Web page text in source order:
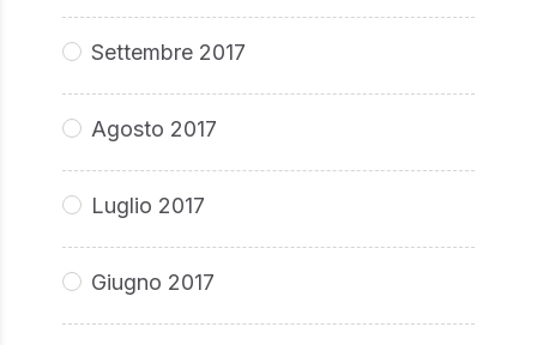
Settembre 2017
Agosto 2017
Luglio 2017
Giugno 2017